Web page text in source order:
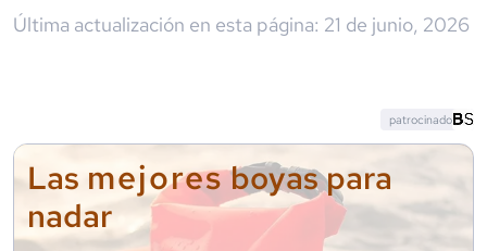
Última actualización en esta página: 21 de junio, 2026
Las mejoresboyas para
nadar
patrocinado